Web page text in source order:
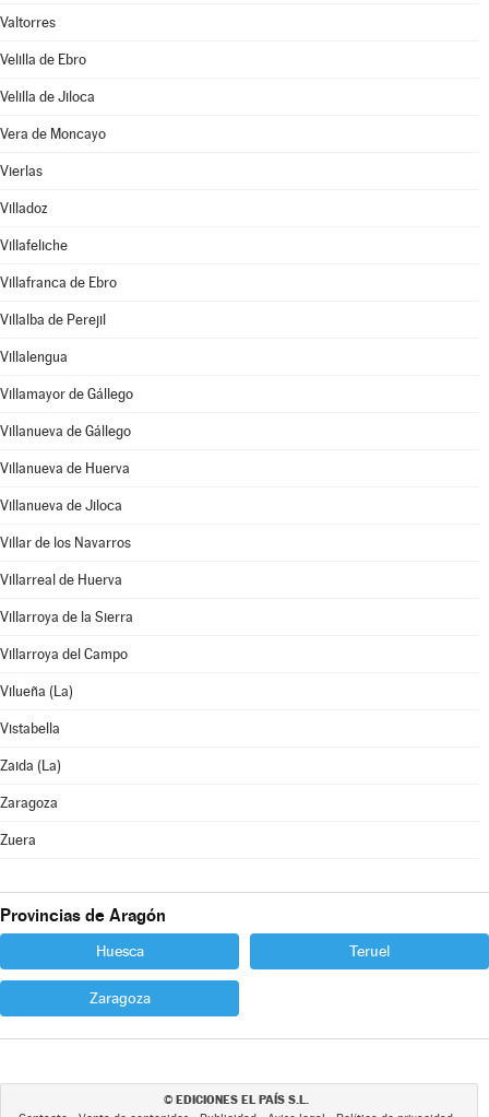
Valtorres
Velilla de Ebro
Velilla de Jiloca
Vera de Moncayo
Vierlas
Villadoz
Villafeliche
Villafranca de Ebro
Villalba de Perejil
Villalengua
Villamayor de Gállego
Villanueva de Gállego
Villanueva de Huerva
Villanueva de Jiloca
Villar de los Navarros
Villarreal de Huerva
Villarroya de la Sierra
Villarroya del Campo
Vilueña (La)
Vistabella
Zaida (La)
Zaragoza
Zuera
Provincias de Aragón
Huesca Teruel
Zaragoza
© EDICIONES EL PAÍS S.L.